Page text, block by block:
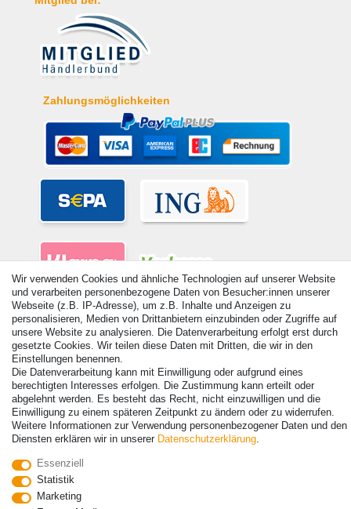
Zahlungsmöglichkeiten
© Copyright 2026 | Alle Rechte vorbehalten. - Alle Rechte vorbehalten.
Preisangaben inkl. gesetzl. 19% MwSt. | Grundpreise siehe Artikeldetail | *Gilt für
Lieferungen nach Deutschland!
Vertrag widerrufen Kontakt
Wir verwenden Cookies und ähnliche Technologien auf unserer Website
und verarbeiten personenbezogene Daten von Besucher:innen unserer
Webseite (z.B. IP-Adresse), um z.B. Inhalte und Anzeigen zu
personalisieren, Medien von Drittanbietern einzubinden oder Zugriffe auf
unsere Website zu analysieren. Die Datenverarbeitung erfolgt erst durch
gesetzte Cookies. Wir teilen diese Daten mit Dritten, die wir in den
Einstellungen benennen.
Die Datenverarbeitung kann mit Einwilligung oder aufgrund eines
berechtigten Interesses erfolgen. Die Zustimmung kann erteilt oder
abgelehnt werden. Es besteht das Recht, nicht einzuwilligen und die
Einwilligung zu einem späteren Zeitpunkt zu ändern oder zu widerrufen.
Weitere Informationen zur Verwendung personenbezogener Daten und den
Diensten erklären wir in unserer Daten­schutz­erklärung.
Essenziell
Statistik
Marketing